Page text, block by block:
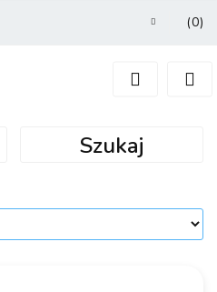
Zarejestruj się
(0)
Szukaj